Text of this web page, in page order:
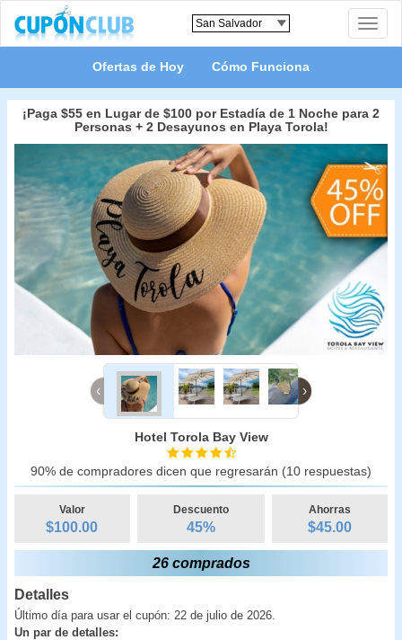
Toggle
Ofertas de Hoy Cómo Funciona
¡Paga $55 en Lugar de $100 por Estadía de 1 Noche para 2
Personas + 2 Desayunos en Playa Torola!
‹ ›
Hotel Torola Bay View
90% de compradores dicen que regresarán (10 respuestas)
Valor
$100.00
Descuento
45%
Ahorras
$45.00
26 comprados
Detalles
Último día para usar el cupón: 22 de julio de 2026.
Un par de detalles: